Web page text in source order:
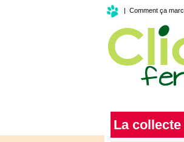
| Comment ça
La